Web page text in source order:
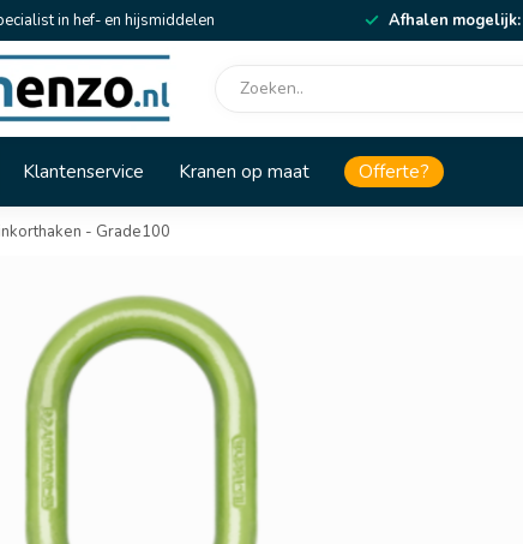
in hef- en hijsmiddelen Afhalen mogelijk:
Klantenservice Kranen op maat Offerte?
- Grade100